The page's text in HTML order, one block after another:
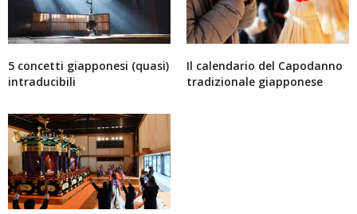
5 concetti giapponesi (quasi)
intraducibili
Il calendario del Capodanno
tradizionale giapponese